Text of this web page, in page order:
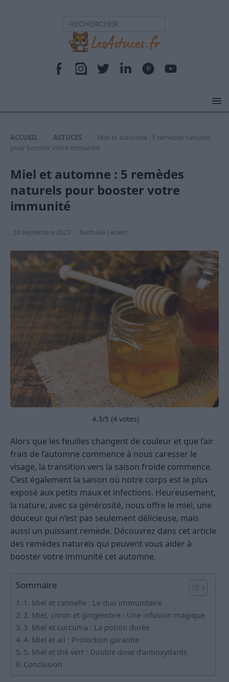
ACCUEIL ASTUCES
Miel et automne : 5 remèdes naturels
pour booster votre immunité
Miel et automne : 5 remèdes
naturels pour booster votre
immunité
24 septembre 2023 Nathalie Leclerc
4.3/5 (4 votes)
Alors que les feuilles changent de couleur et que l’air
frais de l’automne commence à nous caresser le
visage, la transition vers la saison froide commence.
C’est également la saison où notre corps est le plus
exposé aux petits maux et infections. Heureusement,
la nature, avec sa générosité, nous offre le miel, une
douceur qui n’est pas seulement délicieuse, mais
aussi un puissant remède. Découvrez dans cet article
des remèdes naturels qui peuvent vous aider à
booster votre immunité cet automne.
Sommaire
1. Miel et cannelle : Le duo immunitaire
2. Miel, citron et gingembre : Une infusion magique
3. Miel et curcuma : La potion dorée
4. Miel et ail : Protection garantie
5. Miel et thé vert : Double dose d’antioxydants
Conclusion